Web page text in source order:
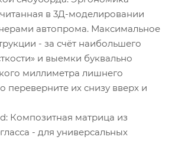
в 3Д-моделировании
автопрома. Максимальное
- за счёт наибольшего
и выемки буквально
миллиметра лишнего
переверните их снизу вверх и
Композитная матрица из
- для универсальных